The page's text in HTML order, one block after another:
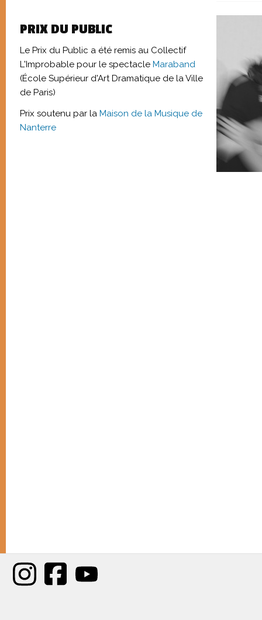
PRIX DU PUBLIC
Le Prix du Public a été remis au Collectif
L'Improbable pour le spectacle Maraband
(École Supérieur d'Art Dramatique de la Ville
de Paris)
Prix soutenu par la Maison de la Musique de
Nanterre